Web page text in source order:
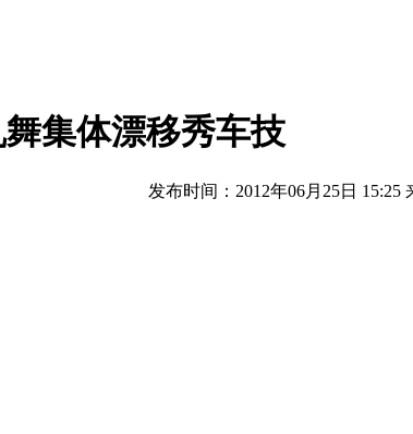
集体漂移秀车技
发布时间：2012年06月25日 15:25